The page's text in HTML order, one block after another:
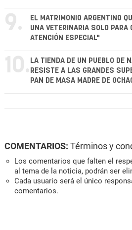
9.
EL MATRIMONIO ARGENTINO
UNA VETERINARIA SOLO
ATENCIÓN ESPECIAL"
10. LA TIENDA DE UN PUEBLO DE
RESISTE A LAS GRANDES
PAN DE MASA MADRE DE
COMENTARIOS: Términos y
Los comentarios que falten el
al tema de la noticia, podrán ser
Cada usuario será el único
comentarios.